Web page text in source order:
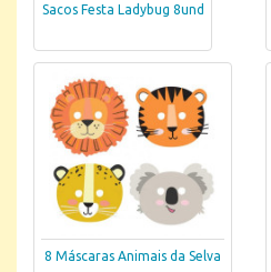
Sacos Festa Ladybug 8und
8 Máscaras Animais da Selva